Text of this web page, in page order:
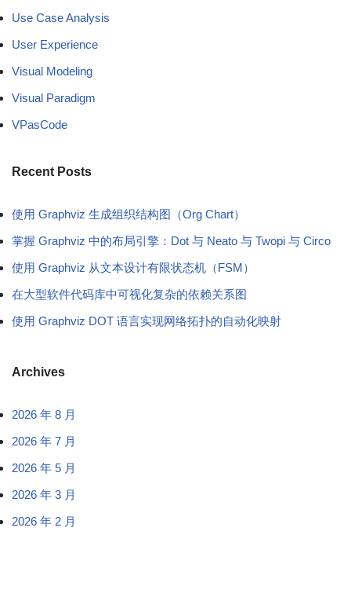
Use Case Analysis
User Experience
Visual Modeling
Visual Paradigm
VPasCode
Recent Posts
使用 Graphviz 生成组织结构图（Org Chart）
掌握 Graphviz 中的布局引擎：Dot 与 Neato 与 Twopi 与 Circo
使用 Graphviz 从文本设计有限状态机（FSM）
在大型软件代码库中可视化复杂的依赖关系图
使用 Graphviz DOT 语言实现网络拓扑的自动化映射
Archives
2026 年 8 月
2026 年 7 月
2026 年 5 月
2026 年 3 月
2026 年 2 月